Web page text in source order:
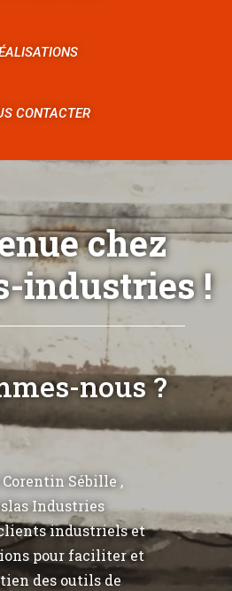
CONTACTER
chez
industries !
nous ?
Corentin Sébille ,
Industries
industriels et
pour faciliter et
des outils de